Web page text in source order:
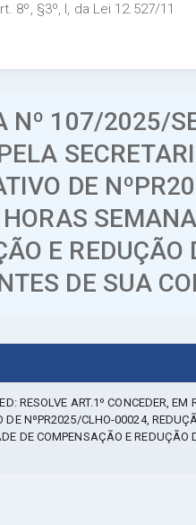
8º, §3º, I, da Lei 12.527/11
Nº 107/2025/
DE
E
DE SUA
RESOLVE ART.1º CONCEDER,
DE NºPR2025/CLHO-00024,
DE COMPENSAÇÃO E